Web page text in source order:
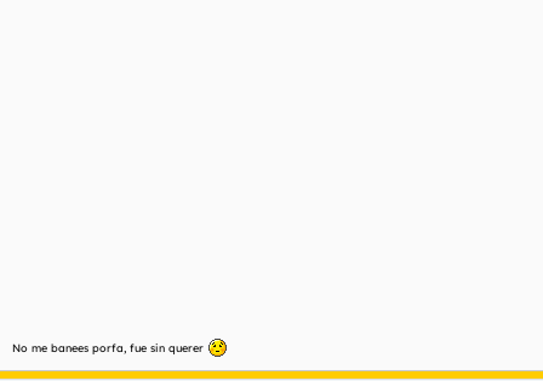
No me banees porfa, fue sin querer